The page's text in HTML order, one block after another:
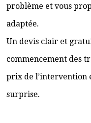
problème et vous
adaptée.
Un devis clair et
commencement des
prix de l’intervention
surprise.